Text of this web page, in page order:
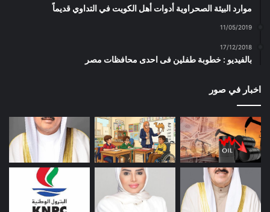
موارد البيئة الصحراوية أدوات أهل الكويت في التداوي قديماً
11/05/2019
17/12/2018
بالفيديو : خطوبة طفلين فى احدى محافظات مصر
اخبار في صور